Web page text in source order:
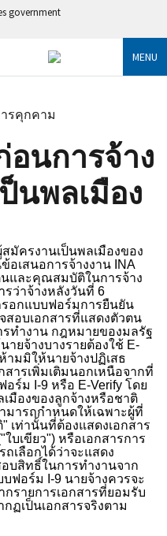
government
MENU
รคุกคาม
นการจ้าง
นพลเมือง
มัครงานเป็นพลเมืองของ
อเสนอการจ้างงาน INA
และคุณสมบัติในการจ้าง
ว่าจ้างหลังวันที่ 6
รอกแบบฟอร์มการยืนยัน
สอบเอกสารที่แสดงตัวตน
ทำงาน กฎหมายของมลรัฐ
ยจ้างบางรายต้องใช้ E-
ามมิให้นายจ้างปฏิเสธ
สารเพิ่มเติมนอกเหนือจากที่
อร์ม I-9 หรือ E-Verify โดย
มืองของลูกจ้างหรือชาติ
มารถกำหนดให้เฉพาะผู้ที่
เท่านั้นที่ต้องแสดงเอกสาร
บเขียว") หรือเอกสารการ
เลือกได้ว่าจะแสดง
บสิทธิ์ในการทำงานจาก
บฟอร์ม I-9 นายจ้างควรจะ
รายการเอกสารที่ยอมรับ
ฏเป็นเอกสารจริงตาม